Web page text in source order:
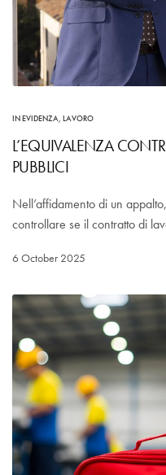
IN EVIDENZA, LAVORO
L’EQUIVALENZA
PUBBLICI
Nell’affidamento di un
controllare se il contratto di
6 October 2025